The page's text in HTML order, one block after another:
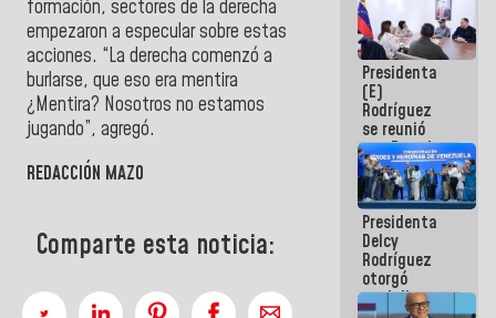
formación, sectores de la derecha
empezaron a especular sobre estas
acciones. “La derecha comenzó a
burlarse, que eso era mentira
¿Mentira? Nosotros no estamos
jugando”, agregó.
REDACCIÓN MAZO
Comparte esta noticia:
mantenimiento
e inspección
en la Línea 2
Presidenta
(E)
Rodríguez
se reunió
con Estado
Mayor
Eléctrico
para
abordar
planes de
acción
Presidenta
Delcy
Rodríguez
otorgó
medalla